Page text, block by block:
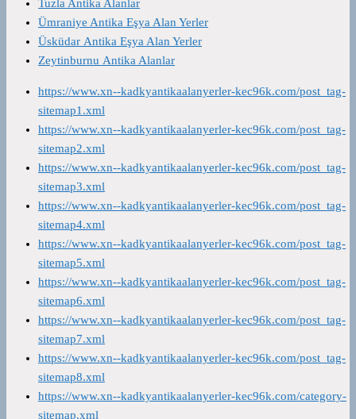
Tuzla Antika Alanlar
Ümraniye Antika Eşya Alan Yerler
Üsküdar Antika Eşya Alan Yerler
Zeytinburnu Antika Alanlar
https://www.xn--kadkyantikaalanyerler-kec96k.com/post_tag-
sitemap1.xml
https://www.xn--kadkyantikaalanyerler-kec96k.com/post_tag-
sitemap2.xml
https://www.xn--kadkyantikaalanyerler-kec96k.com/post_tag-
sitemap3.xml
https://www.xn--kadkyantikaalanyerler-kec96k.com/post_tag-
sitemap4.xml
https://www.xn--kadkyantikaalanyerler-kec96k.com/post_tag-
sitemap5.xml
https://www.xn--kadkyantikaalanyerler-kec96k.com/post_tag-
sitemap6.xml
https://www.xn--kadkyantikaalanyerler-kec96k.com/post_tag-
sitemap7.xml
https://www.xn--kadkyantikaalanyerler-kec96k.com/post_tag-
sitemap8.xml
https://www.xn--kadkyantikaalanyerler-kec96k.com/category-
sitemap.xml